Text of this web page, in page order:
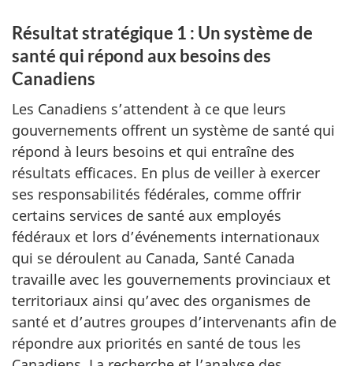
Résultat stratégique 1 : Un système de
santé qui répond aux besoins des
Canadiens
Les Canadiens s’attendent à ce que leurs
gouvernements offrent un système de santé qui
répond à leurs besoins et qui entraîne des
résultats efficaces. En plus de veiller à exercer
ses responsabilités fédérales, comme offrir
certains services de santé aux employés
fédéraux et lors d’événements internationaux
qui se déroulent au Canada, Santé Canada
travaille avec les gouvernements provinciaux et
territoriaux ainsi qu’avec des organismes de
santé et d’autres groupes d’intervenants afin de
répondre aux priorités en santé de tous les